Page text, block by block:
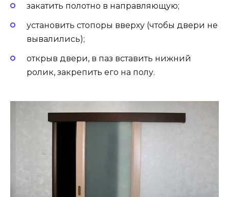
закатить полотно в направляющую;
установить стопоры вверху (чтобы двери не
вывалились);
открыв двери, в паз вставить нижний
ролик, закрепить его на полу.